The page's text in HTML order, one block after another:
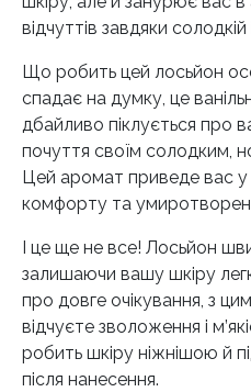
відчуттів завдяки солодкій
Що робить цей лосьйон
спадає на думку, це
дбайливо піклується про
почуття своїм солодким,
Цей аромат приведе вас у
комфорту та
І це ще не все! Лосьйон
залишаючи вашу шкіру
про довге очікування, з
відчуєте зволоження і
робить шкіру ніжнішою й
після нанесення.